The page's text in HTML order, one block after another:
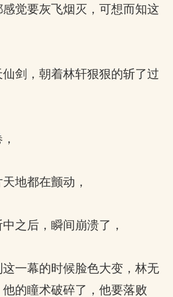
觉要灰飞烟灭，可想而知这
剑，朝着林轩狠狠的斩了过
地都在颤动，
之后，瞬间崩溃了，
一幕的时候脸色大变，林无
的瞳术破碎了，他要落败